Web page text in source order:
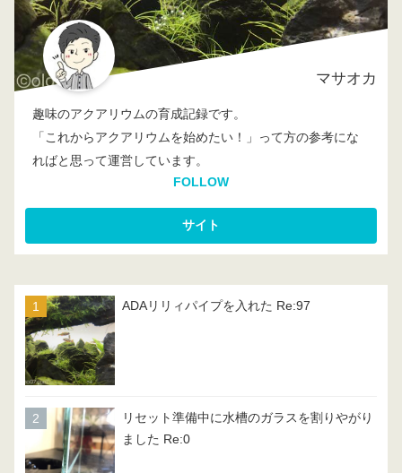
マサオカ
趣味のアクアリウムの育成記録です。
「これからアクアリウムを始めたい！」って方の参考にな
ればと思って運営しています。
FOLLOW
ADAリリィパイプを入れた Re:97
リセット準備中に水槽のガラスを割りやがり
ました Re:0